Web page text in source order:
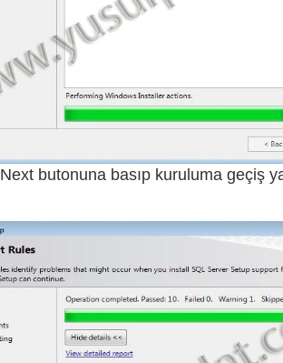
Next butonuna basıp kuruluma geçiş